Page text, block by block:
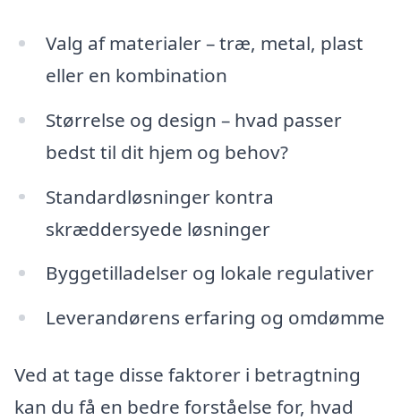
Valg af materialer – træ, metal, plast
eller en kombination
Størrelse og design – hvad passer
bedst til dit hjem og behov?
Standardløsninger kontra
skræddersyede løsninger
Byggetilladelser og lokale regulativer
Leverandørens erfaring og omdømme
Ved at tage disse faktorer i betragtning
kan du få en bedre forståelse for, hvad